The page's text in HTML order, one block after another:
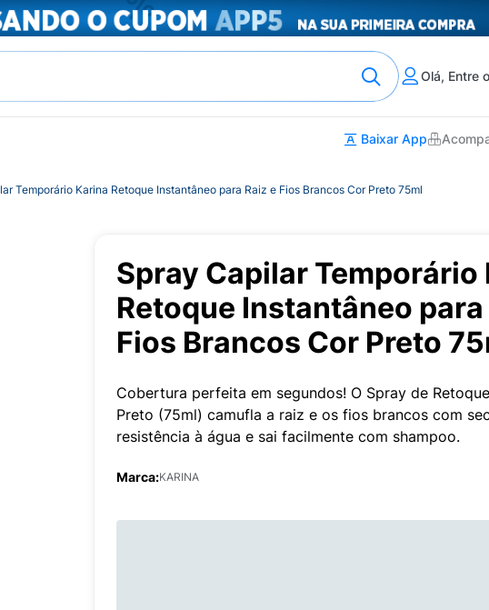
Olá, Entre
Baixar App
Temporário Karina Retoque Instantâneo para Raiz e Fios Brancos Cor Preto 75ml
Spray Capilar Temporário
Retoque Instantâneo para
Fios Brancos Cor Preto
Cobertura perfeita em segundos! O Spray de
Preto (75ml) camufla a raiz e os fios brancos com
resistência à água e sai facilmente com shampoo.
Marca:KARINA